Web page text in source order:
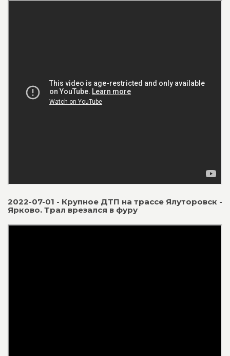
2022-07-01 - Крупное ДТП на трассе Ялуторовск -
Ярково. Трал врезался в фуру